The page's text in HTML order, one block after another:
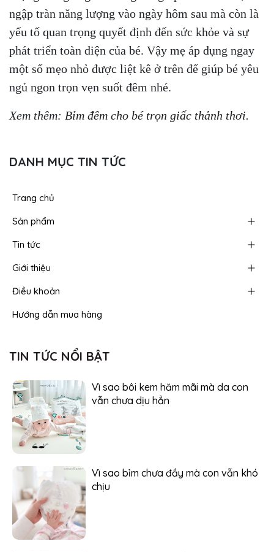
ngập tràn năng lượng vào ngày hôm sau mà còn là
yếu tố quan trọng quyết định đến sức khỏe và sự
phát triển toàn diện của bé. Vậy mẹ áp dụng ngay
một số mẹo nhỏ được liệt kê ở trên để giúp bé yêu
ngủ ngon trọn vẹn suốt đêm nhé.
Xem thêm: Bỉm đêm cho bé trọn giấc thảnh thơi.
DANH MỤC TIN TỨC
Trang chủ
Sản phẩm
Tin tức
Giới thiệu
Điều khoản
Hướng dẫn mua hàng
TIN TỨC NỔI BẬT
Vì sao bôi kem hăm mãi mà da con
vẫn chưa dịu hẳn
Vì sao bỉm chưa đầy mà con vẫn khó
chịu